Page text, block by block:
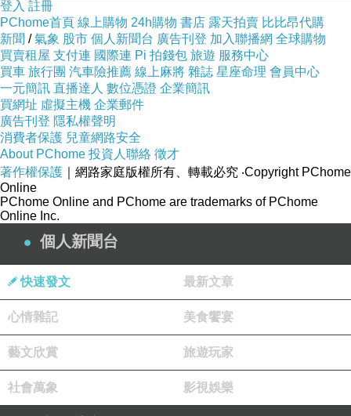
登入 註冊
PChome首頁 線上購物 24h購物 書店 露天拍賣 比比昂代購
新聞 /氣象 股市 個人新聞台 廣告刊登 加入聯播網 全球購物
買賣租屋 支付連 國際連 Pi 拍錢包 旅遊 服務中心
買車 旅行團 汽車險推薦 線上麻將 雜誌 星座命理 會員中心
一元簡訊 直播達人 數位憑證 企業簡訊
買網址 虛擬主機 企業郵件
廣告刊登 隱私權聲明
消費者保護 兒童網路安全
About PChome 投資人聯絡 徵才
著作權保護 ｜網路家庭版權所有、轉載必究 ‧Copyright PChome
Online
PChome Online and PChome are trademarks of PChome
Online Inc.
個人新聞台
快速發文 最新文章
心情雜記 美食饗宴
藝文欣賞 旅遊玩家
社會萬象 影視娛樂